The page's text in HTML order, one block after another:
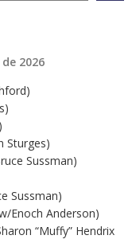
2026
Sturges)
Sussman)
Sussman)
Enoch Anderson)
“Muffy” Hendrix